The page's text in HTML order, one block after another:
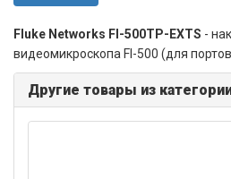
Fluke Networks FI-500TP-EXTS -
видеомикроскопа FI-500 (для портов
Другие товары из